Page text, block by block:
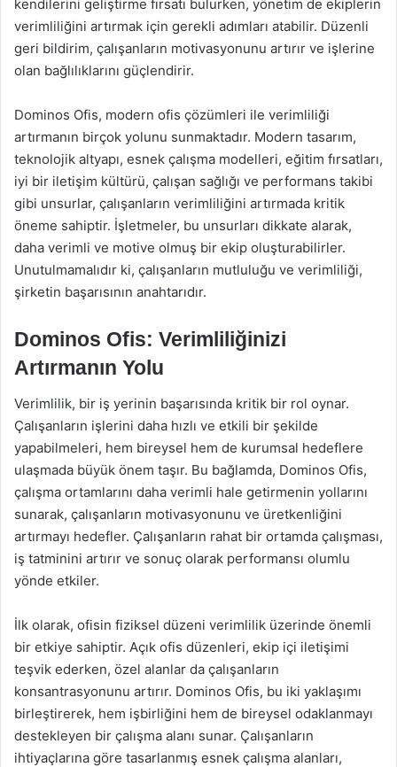
kendilerini geliştirme fırsatı bulurken, yönetim de ekiplerin
verimliliğini artırmak için gerekli adımları atabilir. Düzenli
geri bildirim, çalışanların motivasyonunu artırır ve işlerine
olan bağlılıklarını güçlendirir.
Dominos Ofis, modern ofis çözümleri ile verimliliği
artırmanın birçok yolunu sunmaktadır. Modern tasarım,
teknolojik altyapı, esnek çalışma modelleri, eğitim fırsatları,
iyi bir iletişim kültürü, çalışan sağlığı ve performans takibi
gibi unsurlar, çalışanların verimliliğini artırmada kritik
öneme sahiptir. İşletmeler, bu unsurları dikkate alarak,
daha verimli ve motive olmuş bir ekip oluşturabilirler.
Unutulmamalıdır ki, çalışanların mutluluğu ve verimliliği,
şirketin başarısının anahtarıdır.
Dominos Ofis: Verimliliğinizi
Artırmanın Yolu
Verimlilik, bir iş yerinin başarısında kritik bir rol oynar.
Çalışanların işlerini daha hızlı ve etkili bir şekilde
yapabilmeleri, hem bireysel hem de kurumsal hedeflere
ulaşmada büyük önem taşır. Bu bağlamda, Dominos Ofis,
çalışma ortamlarını daha verimli hale getirmenin yollarını
sunarak, çalışanların motivasyonunu ve üretkenliğini
artırmayı hedefler. Çalışanların rahat bir ortamda çalışması,
iş tatminini artırır ve sonuç olarak performansı olumlu
yönde etkiler.
İlk olarak, ofisin fiziksel düzeni verimlilik üzerinde önemli
bir etkiye sahiptir. Açık ofis düzenleri, ekip içi iletişimi
teşvik ederken, özel alanlar da çalışanların
konsantrasyonunu artırır. Dominos Ofis, bu iki yaklaşımı
birleştirerek, hem işbirliğini hem de bireysel odaklanmayı
destekleyen bir çalışma alanı sunar. Çalışanların
ihtiyaçlarına göre tasarlanmış esnek çalışma alanları,